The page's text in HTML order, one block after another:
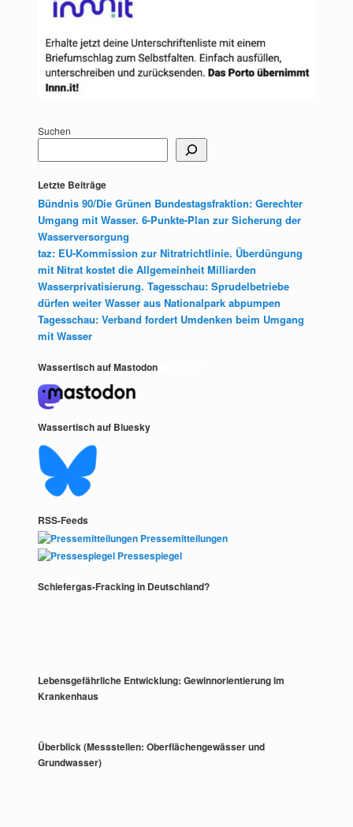
Suchen
Letzte Beiträge
Bündnis 90/Die Grünen Bundestagsfraktion: Gerechter
Umgang mit Wasser. 6-Punkte-Plan zur Sicherung der
Wasserversorgung
taz: EU-Kommission zur Nitratrichtlinie. Überdüngung
mit Nitrat kostet die Allgemeinheit Milliarden
Wasserprivatisierung. Tagesschau: Sprudelbetriebe
dürfen weiter Wasser aus Nationalpark abpumpen
Tagesschau: Verband fordert Umdenken beim Umgang
mit Wasser
Wassertisch auf Mastodon
Wassertisch auf Bluesky
RSS-Feeds
Pressemitteilungen
Pressespiegel
Schiefergas-Fracking in Deutschland?
Lebensgefährliche Entwicklung: Gewinnorientierung im
Krankenhaus
Überblick (Messstellen: Oberflächengewässer und
Grundwasser)